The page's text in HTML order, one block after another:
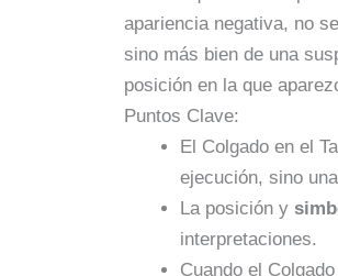
apariencia negativa, no
sino más bien de una
posición en la que
Puntos Clave:
El Colgado en el
ejecución, sino
La posición y
interpretaciones.
Cuando el